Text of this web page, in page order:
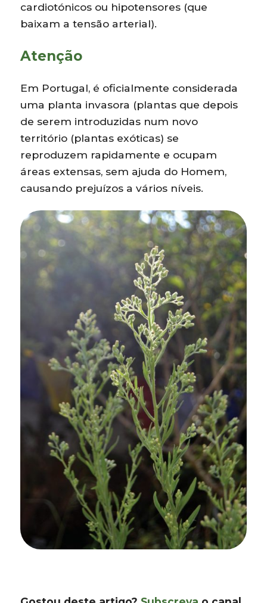
cardiotónicos ou hipotensores (que
baixam a tensão arterial).
Atenção
Em Portugal, é oficialmente considerada
uma planta invasora (plantas que depois
de serem introduzidas num novo
território (plantas exóticas) se
reproduzem rapidamente e ocupam
áreas extensas, sem ajuda do Homem,
causando prejuízos a vários níveis.